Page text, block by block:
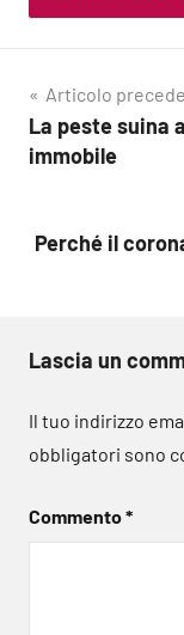
articoli
Articolo
La peste suina
immobile
Perché il
Lascia un
Il tuo indirizzo
obbligatori sono
Commento*